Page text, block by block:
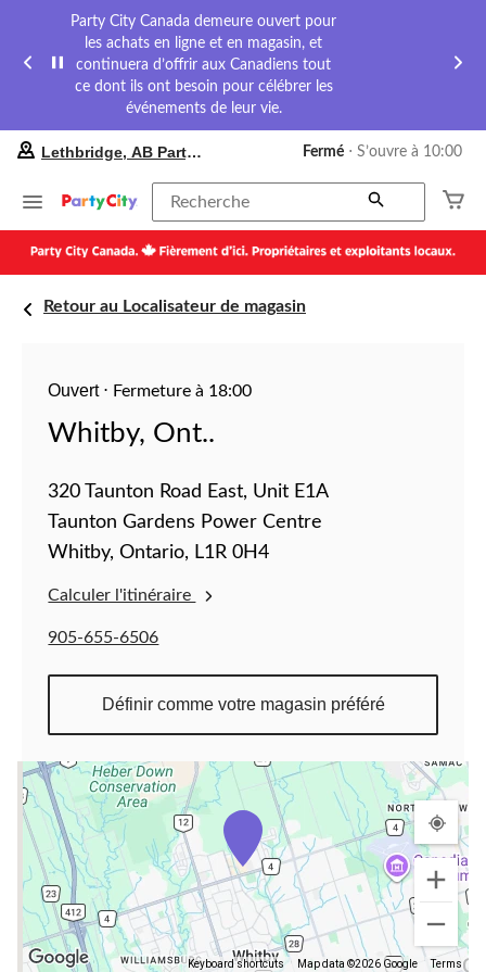
Party City Canada demeure ouvert pour
les achats en ligne et en magasin, et
continuera d’offrir aux Canadiens tout
ce dont ils ont besoin pour célébrer les
événements de leur vie.
préféré
Lethbridge,
Party
City,
courament
Fermé,
10:00
Lethbridge, AB Party City Fermé ⋅ S’ouvre à 10:00
Recherche
Retour au Localisateur de magasin
Ouvert⋅ Fermeture à 18:00
Whitby, Ont..
320 Taunton Road East, Unit E1A
Taunton Gardens Power Centre
Whitby, Ontario, L1R 0H4
Calculer l'itinéraire
905-655-6506
Définir comme votre magasin préféré
Keyboard shortcuts Map data ©2026 Google Terms